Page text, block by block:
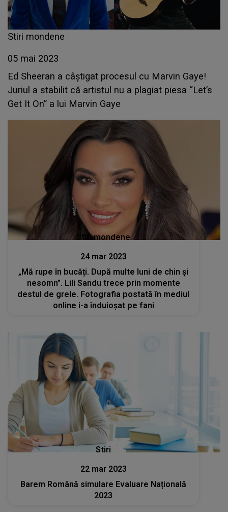
Stiri mondene
05 mai 2023
Ed Sheeran a câștigat procesul cu Marvin Gaye!
Juriul a stabilit că artistul nu a plagiat piesa “Let’s
Get It On” a lui Marvin Gaye
Stiri mondene
24 mar 2023
„Mă rupe în bucăți. După multe luni de chin și
nesomn”. Lili Sandu trece prin momente
destul de grele. Fotografia postată în mediul
online i-a înduioșat pe fani
Stiri
22 mar 2023
Barem Română simulare Evaluare Națională
2023